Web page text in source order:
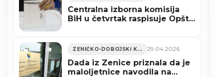
Centralna izborna komisija
BiH u četvrtak raspisuje Opšte
ZENIČKO-DOBOJSKI KANTON 29.04.2026
Dada iz Zenice priznala da je
maloljetnice navodila na